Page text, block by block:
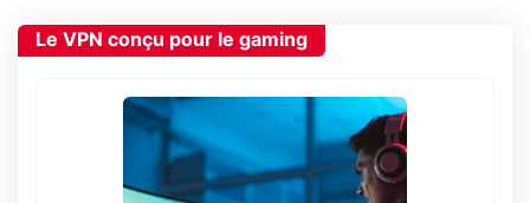
Le VPN conçu pour le gaming